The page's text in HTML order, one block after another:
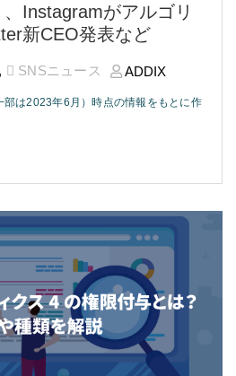
Instagramがアルゴリ
新CEO発表など
, SNSニュース ADDIX
は2023年6月）時点の情報をもとに作